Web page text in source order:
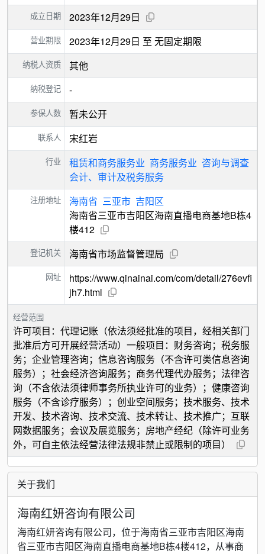
成立日期 2023年12月29日
营业期限 2023年12月29日 至 无固定期限
纳税人资质 其他
纳税登记 -
参保人数 暂未公开
联系人 宋红岩
行业 租赁和商务服务业 商务服务业 咨询与调查
会计、审计及税务服务
注册地址 海南省 三亚市 吉阳区
海南省三亚市吉阳区海南直播电商基地B栋4
楼412
登记机关 海南省市场监督管理局
网址
https://www.qinainai.com/com/detail/276evfi
jh7.html
经营范围
许可项目：代理记账（依法须经批准的项目，经相关部门
批准后方可开展经营活动）一般项目：财务咨询；税务服
务；企业管理咨询；信息咨询服务（不含许可类信息咨询
服务）；社会经济咨询服务；商务代理代办服务；法律咨
询（不含依法须律师事务所执业许可的业务）；健康咨询
服务（不含诊疗服务）；创业空间服务；技术服务、技术
开发、技术咨询、技术交流、技术转让、技术推广；互联
网数据服务；会议及展览服务；房地产经纪（除许可业务
外，可自主依法经营法律法规非禁止或限制的项目）
关于我们
海南红妍咨询有限公司
海南红妍咨询有限公司，位于海南省三亚市吉阳区海南
省三亚市吉阳区海南直播电商基地B栋4楼412，从事商